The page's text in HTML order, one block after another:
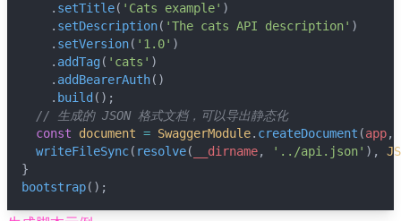
    .
setTitle( 'Cats example' )
    .
setDescription( 'The cats API description' )
    .
setVersion( '1.0' )
    .
addTag ( 'cats' )
    .
addBearerAuth()
    .
build ();
// 生成的 JSON 格式文档，可以导出静态化
const
document = SwaggerModule. createDocument (app,
writeFileSync( resolve( __dirname, '../api.json' ),
}
bootstrap();